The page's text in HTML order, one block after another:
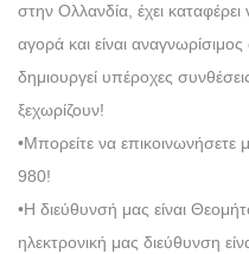
στην Ολλανδία, έχει καταφέρει
αγορά και είναι
δημιουργεί υπέροχες
ξεχωρίζουν!
•Μπορείτε να
980!
•Η διεύθυνσή μας είναι
ηλεκτρονική μας διεύθυνση